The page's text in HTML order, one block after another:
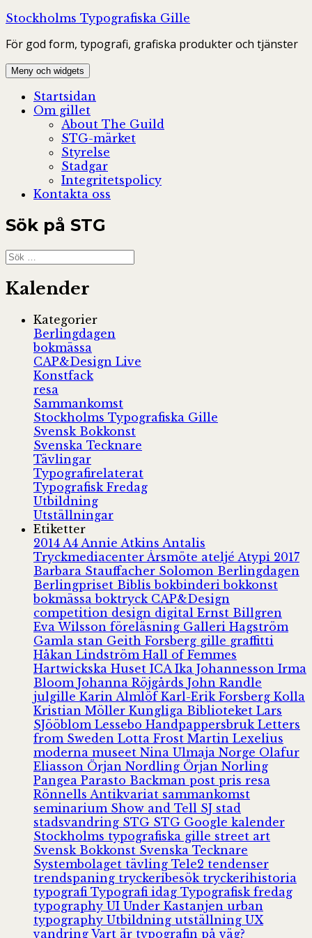
Hoppa
innehåll
Stockholms Typografiska Gille
För god form, typografi, grafiska produkter och tjänster
Meny och widgets
Startsidan
Om gillet
About The Guild
STG-märket
Styrelse
Stadgar
Integritetspolicy
Kontakta oss
Sök på STG
Sök
efter:
Kalender
Kategorier
Berlingdagen
bokmässa
CAP&Design Live
Konstfack
resa
Sammankomst
Stockholms Typografiska Gille
Svensk Bokkonst
Svenska Tecknare
Tävlingar
Typografirelaterat
Typografisk Fredag
Utbildning
Utställningar
Etiketter
2014 A4 Annie Atkins Antalis
Tryckmediacenter Årsmöte ateljé Atypi 2017
Barbara Stauffacher Solomon Berlingdagen
Berlingpriset Biblisbokbinderibokkonst
bokmässaboktryck CAP&Design
competition design digital Ernst Billgren
Eva Wilsson föreläsning Galleri Hagström
Gamla stan Geith Forsberg gille graffitti
Håkan Lindström Hall of Femmes
Hartwickska Huset ICA Ika Johannesson Irma
Bloom Johanna Röjgårds John Randle
julgille Karin Almlöf Karl-Erik Forsberg Kolla
Kristian Möller Kungliga Biblioteket Lars
SJööblom Lessebo Handpappersbruk Letters
from Sweden Lotta Frost Martin Lexelius
moderna museet Nina Ulmaja Norge Olafur
Eliasson Örjan Nordling Örjan Norling
Pangea Parasto Backman post pris resa
Rönnells Antikvariat sammankomst
seminarium Show and Tell SJ stad
stadsvandring STG STG Google kalender
Stockholms typografiska gille street art
Svensk Bokkonst Svenska Tecknare
Systembolaget tävling Tele2 tendenser
trendspaning tryckeribesök tryckerihistoria
typografi Typografi idag Typografisk fredag
typography UI Under Kastanjen urban
typography Utbildning utställning UX
vandring Vart är typografin på väg?